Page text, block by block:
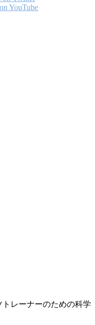
トレーナーのための科学